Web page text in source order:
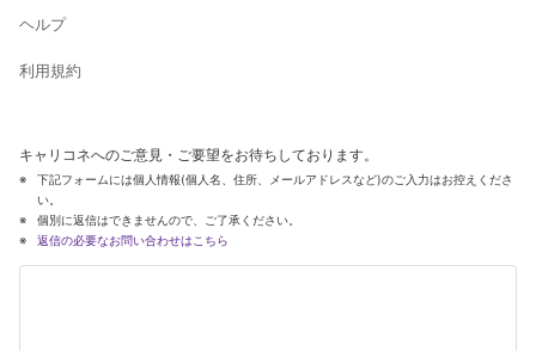
ヘルプ
利用規約
キャリコネへのご意見・ご要望をお待ちしております。
下記フォームには個人情報(個人名、住所、メールアドレスなど)のご入力はお控えくださ
い。
個別に返信はできませんので、ご了承ください。
返信の必要なお問い合わせはこちら